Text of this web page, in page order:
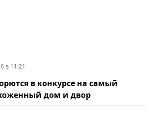
в 11:21
в конкурсе на самый
дом и двор